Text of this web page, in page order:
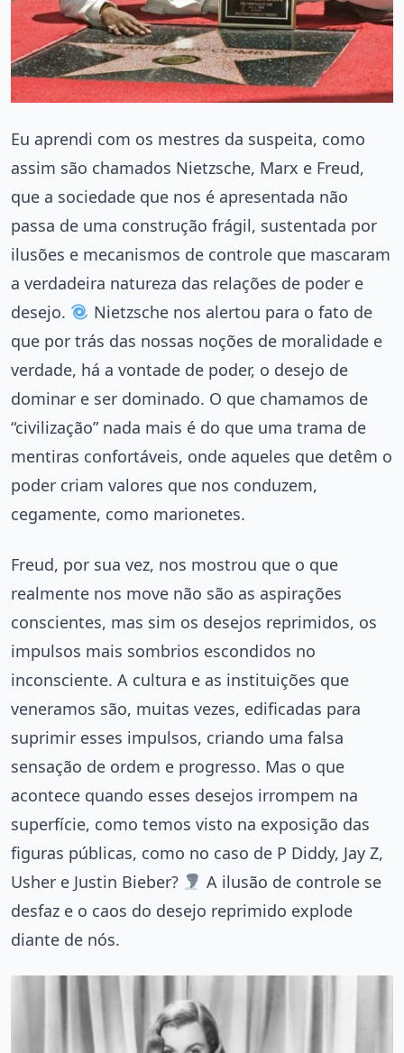
Eu aprendi com os mestres da suspeita, como
assim são chamados Nietzsche, Marx e Freud,
que a sociedade que nos é apresentada não
passa de uma construção frágil, sustentada por
ilusões e mecanismos de controle que mascaram
a verdadeira natureza das relações de poder e
desejo.
Nietzsche nos alertou para o fato de
que por trás das nossas noções de moralidade e
verdade, há a vontade de poder, o desejo de
dominar e ser dominado. O que chamamos de
“civilização” nada mais é do que uma trama de
mentiras confortáveis, onde aqueles que detêm o
poder criam valores que nos conduzem,
cegamente, como marionetes.
Freud, por sua vez, nos mostrou que o que
realmente nos move não são as aspirações
conscientes, mas sim os desejos reprimidos, os
impulsos mais sombrios escondidos no
inconsciente. A cultura e as instituições que
veneramos são, muitas vezes, edificadas para
suprimir esses impulsos, criando uma falsa
sensação de ordem e progresso. Mas o que
acontece quando esses desejos irrompem na
superfície, como temos visto na exposição das
figuras públicas, como no caso de P Diddy, Jay Z,
Usher e Justin Bieber?
A ilusão de controle se
desfaz e o caos do desejo reprimido explode
diante de nós.